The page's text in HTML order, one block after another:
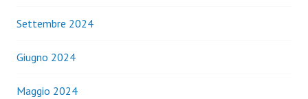
Settembre 2024
Giugno 2024
Maggio 2024